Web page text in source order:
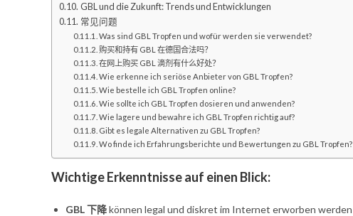
GBL und die Zukunft: Trends und Entwicklungen
常见问题
Was sind GBL Tropfen und wofür werden sie verwendet?
购买和持有 GBL 在德国合法吗？
在网上购买 GBL 滴剂有什么好处？
Wie erkenne ich seriöse Anbieter von GBL Tropfen?
Wie bestelle ich GBL Tropfen online?
Wie sollte ich GBL Tropfen dosieren und anwenden?
Wie lagere und bewahre ich GBL Tropfen richtig auf?
Gibt es legale Alternativen zu GBL Tropfen?
Wo finde ich Erfahrungsberichte und Bewertungen zu GBL Tropfen?
Wichtige Erkenntnisse auf einen Blick:
GBL 下降können legal und diskret im Internet erworben werden